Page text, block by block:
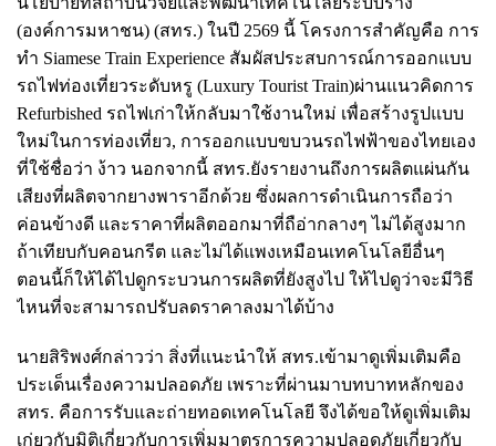
(องค์การมหาชน) (สทร.) ในปี 2569 นี้ โครงการสำคัญคือ การ
ทำ Siamese Train Experience สัมผัสประสบการณ์การออกแบบ
รถไฟท่องเที่ยวระดับหรู (Luxury Tourist Train)ผ่านแนวคิดการ
Refurbished รถไฟเก่าให้กลับมาใช้งานใหม่ เพื่อสร้างรูปแบบ
ใหม่ในการท่องเที่ยว, การออกแบบขบวนรถไฟฟ้าของไทยเอง
ที่ใช้ชื่อว่า ง้าว นอกจากนี้ สทร.ยังรายงานถึงการผลิตแผ่นกัน
เสียงที่ผลิตจากยางพาราอีกด้วย ซึ่งผลการดำเนินการถือว่า
ค่อนข้างดี และราคาที่ผลิตออกมาที่ถือ่ากลางๆ ไม่ได้สูงมาก
ถ้าเทียบกับคอนกรีต และไม่ได้แพงเหมือนเทคโนโลยีอื่นๆ
ตอนนี้ก็ให้ได้ไปดูกระบวนการผลิตที่ยังสูงไป ให้ไปดูว่าจะมีวิธี
ไหนที่จะสามารถปรับลดราคาลงมาได้บ้าง
นายสิริพงศ์กล่าวว่า สิ่งที่แนะนำให้ สทร.เข้ามาดูเพิ่มเติมคือ
ประเด็นเรื่องความปลอดภัย เพราะที่ผ่านมาบทบาทหลักของ
สทร. คือการรับและถ่ายทอดเทคโนโลยี จึงได้ขอให้ดูเพิ่มเติม
เก่ยวกับมิติเกี่ยวกับการเพิ่มมาตรการความปลอดภัยเกี่ยวกับ